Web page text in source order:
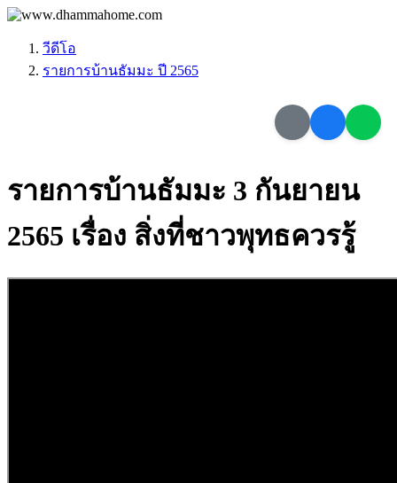
วีดีโอ
รายการบ้านธัมมะ ปี 2565
รายการบ้านธัมมะ 3 กันยายน
2565 เรื่อง สิ่งที่ชาวพุทธควรรู้